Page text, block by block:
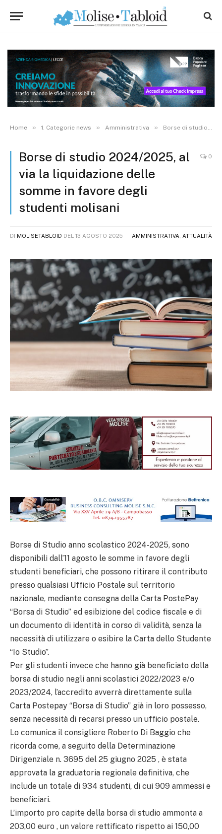
Home » 1. Categorie news » Amministrativa » Borse di studio 2024/2025, al via la liquidazione delle somme in favore degli studenti molisani
Borse di studio 2024/2025, al
via la liquidazione delle
somme in favore degli
studenti molisani
0
DI MOLISETABLOID DEL 13 AGOSTO 2025 AMMINISTRATIVA ATTUALITÀ
Borse di Studio anno scolastico 2024-2025, sono
disponibili dall’11 agosto le somme in favore degli
studenti beneficiari, che possono ritirare il contributo
presso qualsiasi Ufficio Postale sul territorio
nazionale, mediante consegna della Carta PostePay
“Borsa di Studio” ed esibizione del codice fiscale e di
un documento di identità in corso di validità, senza la
necessità di utilizzare o esibire la Carta dello Studente
“Io Studio”.
Per gli studenti invece che hanno già beneficiato della
borsa di studio negli anni scolastici 2022/2023 e/o
2023/2024, l’accredito avverrà direttamente sulla
Carta Postepay “Borsa di Studio” già in loro possesso,
senza necessità di recarsi presso un ufficio postale.
Lo comunica il consigliere Roberto Di Baggio che
ricorda come, a seguito della Determinazione
Dirigenziale n. 3695 del 25 giugno 2025 , è stata
approvata la graduatoria regionale definitiva, che
include un totale di 934 studenti, di cui 909 ammessi e
beneficiari.
L’importo pro capite della borsa di studio ammonta a
203,00 euro , un valore rettificato rispetto ai 150,00